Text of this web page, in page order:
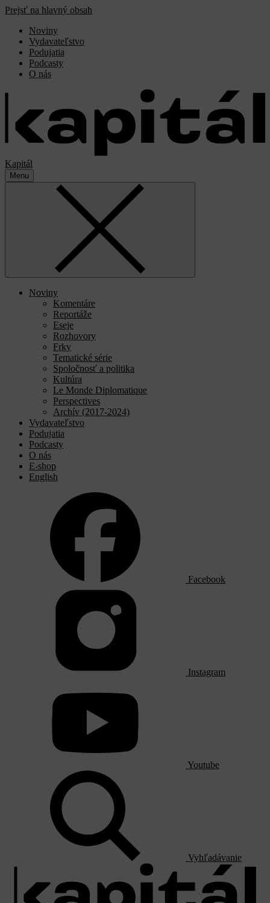
Prejsť na hlavný obsah
Noviny
Vydavateľstvo
Podujatia
Podcasty
O nás
Kapitál
Menu
Noviny
Komentáre
Reportáže
Eseje
Rozhovory
Frky
Tematické série
Spoločnosť a politika
Kultúra
Le Monde Diplomatique
Perspectives
Archív (2017-2024)
Vydavateľstvo
Podujatia
Podcasty
O nás
E-shop
English
Facebook
Instagram
Youtube
Vyhľadávanie